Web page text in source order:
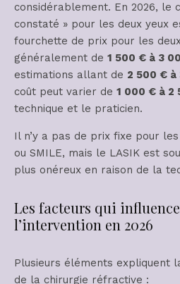
considérablement. En 2026, le
constaté » pour les deux yeux
fourchette de prix pour les deux
généralement de 1 500 € à 3
estimations allant de 2 500 €
coût peut varier de 1 000 € à 2
technique et le praticien.
Il n’y a pas de prix fixe pour les
ou SMILE, mais le LASIK est
plus onéreux en raison de la
Les facteurs qui
l’intervention en 2026
Plusieurs éléments expliquent
de la chirurgie réfractive :